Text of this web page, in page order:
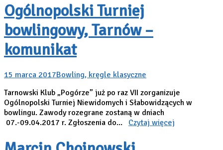
Ogólnopolski Turniej
bowlingowy, Tarnów –
komunikat
15 marca 2017Bowling, kręgle klasyczne
Tarnowski Klub „Pogórze” już po raz VII zorganizuje
Ogólnopolski Turniej Niewidomych i Słabowidzących w
bowlingu. Zawody rozegrane zostaną w dniach
07.-09.04.2017 r. Zgłoszenia do... Czytaj więcej